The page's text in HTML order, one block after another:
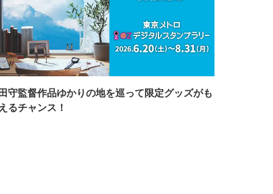
守監督作品ゆかりの地を巡って限定グッズがも
るチャンス！